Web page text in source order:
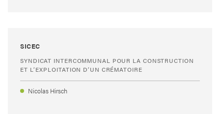
SICEC
SYNDICAT INTERCOMMUNAL POUR LA CONSTRUCTION
ET L’EXPLOITATION D’UN CRÉMATOIRE
Nicolas Hirsch